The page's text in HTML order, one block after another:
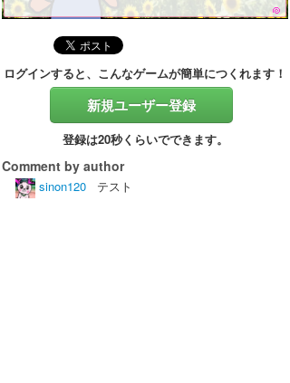
ログインすると、こんなゲームが簡単につくれます！
新規ユーザー登録
登録は20秒くらいでできます。
Comment by author
sinon120 テスト